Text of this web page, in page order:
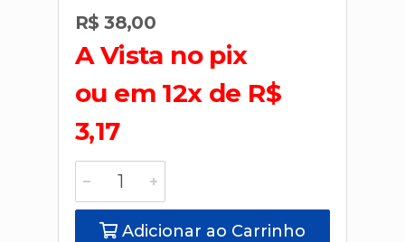
R$ 38,00
A Vista no pix
ou em 12x de R$
3,17
Adicionar ao Carrinho